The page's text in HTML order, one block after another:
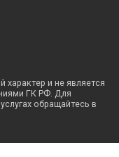
и не является
ГК РФ. Для
обращайтесь в